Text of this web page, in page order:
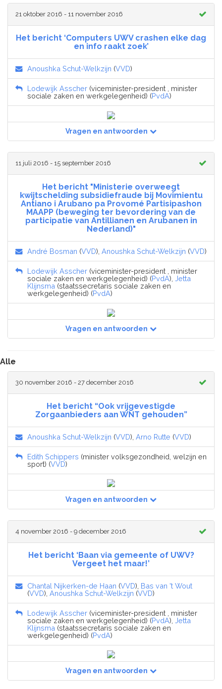
21 oktober 2016 - 11 november 2016
Het bericht ‘Computers UWV crashen elke dag
en info raakt zoek’
Anoushka Schut-Welkzijn (VVD)
Lodewijk Asscher (viceminister-president , minister
sociale zaken en werkgelegenheid) (PvdA)
Vragen en antwoorden
11 juli 2016 - 15 september 2016
Het bericht "Ministerie overweegt
kwijtschelding subsidiefraude bij Movimientu
Antiano i Arubano pa Provomé Partisipashon
MAAPP (beweging ter bevordering van de
participatie van Antillianen en Arubanen in
Nederland)"
André Bosman (VVD), Anoushka Schut-Welkzijn (VVD)
Lodewijk Asscher (viceminister-president , minister
sociale zaken en werkgelegenheid) (PvdA), Jetta
Klijnsma (staatssecretaris sociale zaken en
werkgelegenheid) (PvdA)
Vragen en antwoorden
Alle
30 november 2016 - 27 december 2016
Het bericht “Ook vrijgevestigde
Zorgaanbieders aan WNT gehouden”
Anoushka Schut-Welkzijn (VVD), Arno Rutte (VVD)
Edith Schippers (minister volksgezondheid, welzijn en
sport) (VVD)
Vragen en antwoorden
4 november 2016 - 9 december 2016
Het bericht ‘Baan via gemeente of UWV?
Vergeet het maar!’
Chantal Nijkerken-de Haan (VVD), Bas van 't Wout
(VVD), Anoushka Schut-Welkzijn (VVD)
Lodewijk Asscher (viceminister-president , minister
sociale zaken en werkgelegenheid) (PvdA), Jetta
Klijnsma (staatssecretaris sociale zaken en
werkgelegenheid) (PvdA)
Vragen en antwoorden